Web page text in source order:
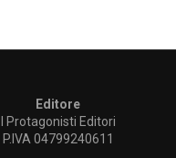
Editore
I Protagonisti Editori
P.IVA 04799240611